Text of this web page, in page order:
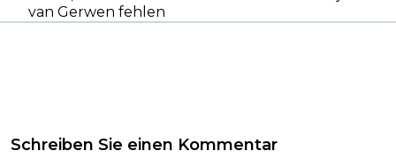
van Gerwen fehlen
Schreiben Sie einen Kommentar